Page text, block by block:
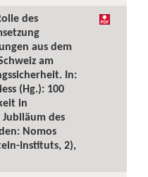
des
aus dem
am
In:
(Hg.): 100
in
des
Nomos
Instituts, 2),